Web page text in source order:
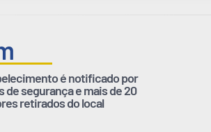
é notificado por
de segurança e mais de 20
retirados do local